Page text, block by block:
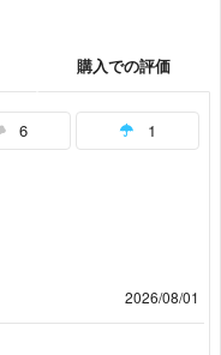
購入での評価
6 1
2026/08/01